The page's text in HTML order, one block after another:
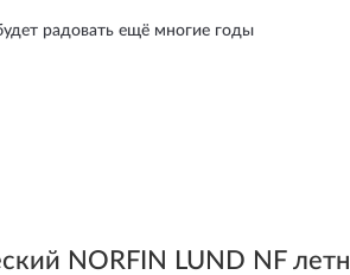
радовать ещё многие годы
NORFIN LUND NF